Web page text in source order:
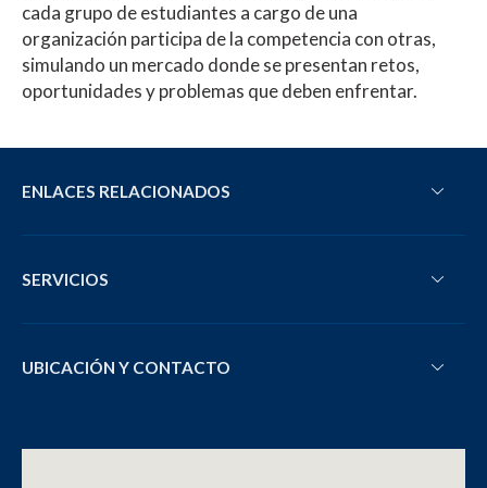
cada grupo de estudiantes a cargo de una
organización participa de la competencia con otras,
simulando un mercado donde se presentan retos,
oportunidades y problemas que deben enfrentar.
ENLACES RELACIONADOS
SERVICIOS
UBICACIÓN Y CONTACTO